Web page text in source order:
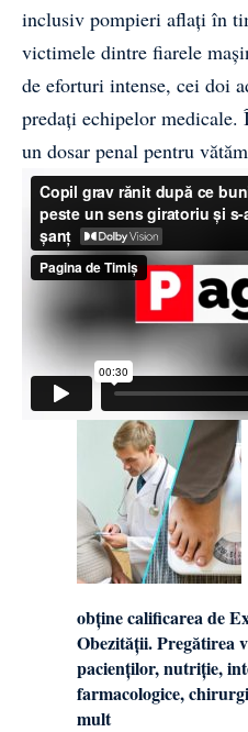
inclusiv pompieri aflați în
victimele dintre fiarele
de eforturi intense, cei doi
predați echipelor medicale.
un dosar penal pentru
obține calificarea de
Obezității. Pregătirea
pacienților, nutriție,
farmacologice,
mult